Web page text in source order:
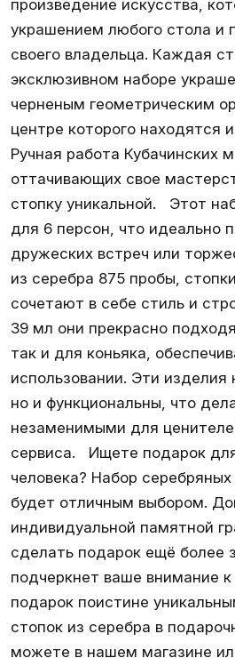
произведение искусства,
украшением любого стола и
своего владельца. Каждая
эксклюзивном наборе
черненым геометрическим
центре которого находятся
Ручная работа Кубачинских
оттачивающих свое
стопку уникальной. Этот
для 6 персон, что идеально
дружеских встреч или
из серебра 875 пробы,
сочетают в себе стиль и
39 мл они прекрасно
так и для коньяка,
использовании. Эти изделия
но и функциональны, что
незаменимыми для
сервиса. Ищете подарок
человека? Набор
будет отличным выбором.
индивидуальной памятной
сделать подарок ещё более
подчеркнет ваше внимание
подарок поистине
стопок из серебра в
можете в нашем магазине